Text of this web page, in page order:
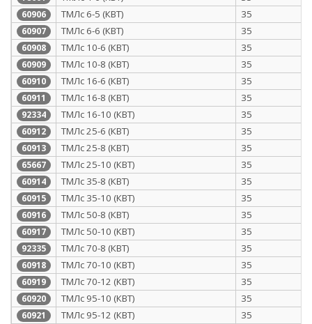
60906 ТМЛс 6-5 (КВТ) 35
60907 ТМЛс 6-6 (КВТ) 35
60908 ТМЛс 10-6 (КВТ) 35
60909 ТМЛс 10-8 (КВТ) 35
60910 ТМЛс 16-6 (КВТ) 35
60911 ТМЛс 16-8 (КВТ) 35
92334 ТМЛс 16-10 (КВТ) 35
60912 ТМЛс 25-6 (КВТ) 35
60913 ТМЛс 25-8 (КВТ) 35
65667 ТМЛс 25-10 (КВТ) 35
60914 ТМЛс 35-8 (КВТ) 35
60915 ТМЛс 35-10 (КВТ) 35
60916 ТМЛс 50-8 (КВТ) 35
60917 ТМЛс 50-10 (КВТ) 35
92335 ТМЛс 70-8 (КВТ) 35
60918 ТМЛс 70-10 (КВТ) 35
60919 ТМЛс 70-12 (КВТ) 35
60920 ТМЛс 95-10 (КВТ) 35
60921 ТМЛс 95-12 (КВТ) 35